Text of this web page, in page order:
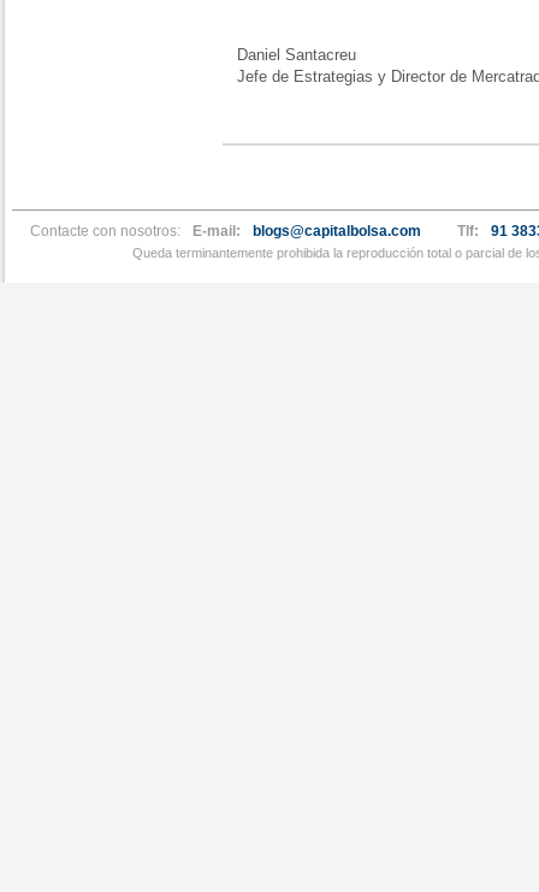
Daniel Santacreu
Jefe de Estrategias y Director de
Contacte con nosotros: E-mail: blogs@capitalbolsa.com Tlf: 91
Queda terminantemente prohibida la reproducción total o parcial de